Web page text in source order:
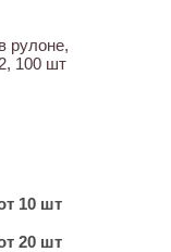
рулоне,
100 шт
10 шт
20 шт